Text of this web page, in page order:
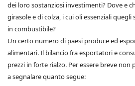
dei loro sostanziosi investimenti? Dove e
girasole e di colza, i cui oli essenziali
in combustibile?
Un certo numero di paesi produce ed
alimentari. Il bilancio fra esportatori e
prezzi in forte rialzo. Per essere breve
a segnalare quanto segue: